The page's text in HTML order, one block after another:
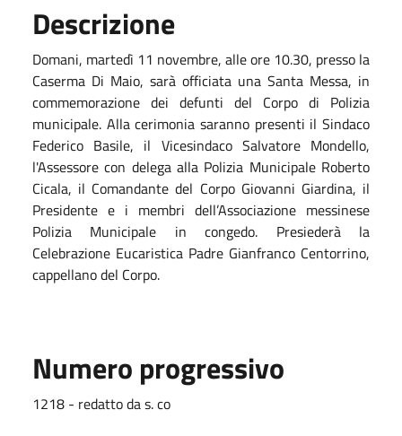
Descrizione
Domani, martedì 11 novembre, alle ore 10.30, presso la
Caserma Di Maio, sarà officiata una Santa Messa, in
commemorazione dei defunti del Corpo di Polizia
municipale. Alla cerimonia saranno presenti il Sindaco
Federico Basile, il Vicesindaco Salvatore Mondello,
l'Assessore con delega alla Polizia Municipale Roberto
Cicala, il Comandante del Corpo Giovanni Giardina, il
Presidente e i membri dell’Associazione messinese
Polizia Municipale in congedo. Presiederà la
Celebrazione Eucaristica Padre Gianfranco Centorrino,
cappellano del Corpo.
Numero progressivo
1218 - redatto da s. co